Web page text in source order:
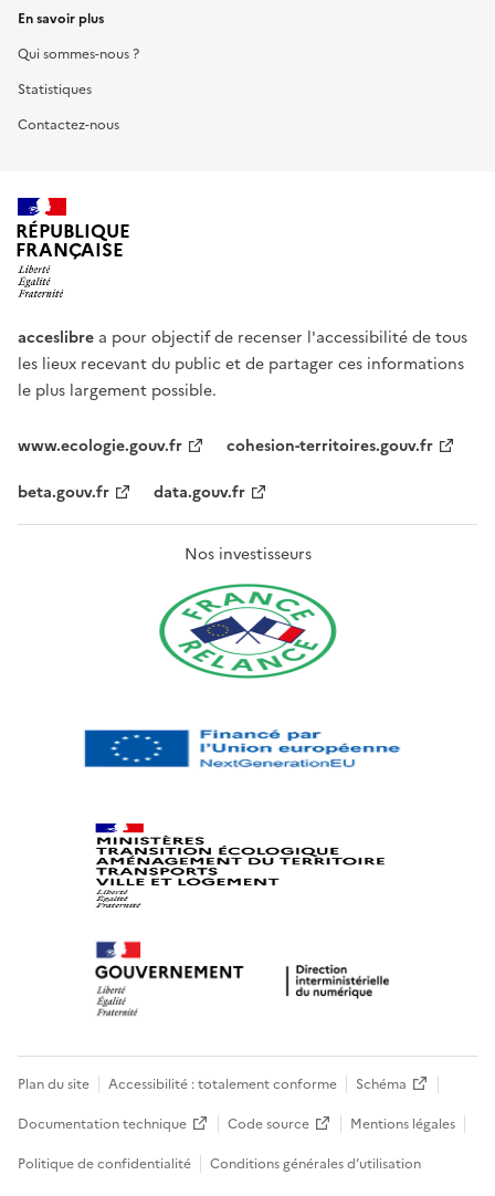
En savoir plus
Qui sommes-nous ?
Statistiques
Contactez-nous
RÉPUBLIQUE
FRANÇAISE
acceslibre a pour objectif de recenser l'accessibilité de tous
les lieux recevant du public et de partager ces informations
le plus largement possible.
www.ecologie.gouv.fr
cohesion-territoires.gouv.fr
beta.gouv.fr
data.gouv.fr
Nos investisseurs
Plan du site Accessibilité : totalement conforme
Schéma
Documentation technique
Code source
Mentions légales
Politique de confidentialité
Conditions générales d’utilisation